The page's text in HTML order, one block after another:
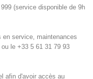
(service disponible de 9h
en service, maintenances
le +33 5 61 31 79 93
afin d'avoir accès au